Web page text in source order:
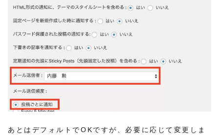
あとはデフォルトでOKですが、必要に応じて変更しま